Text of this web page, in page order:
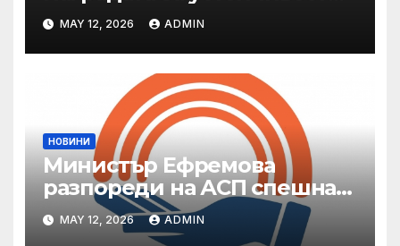
на ОАЕ „Зайед“
MAY 12, 2026 ADMIN
НОВИНИ
Министър Ефремова
разпореди на АСП спешна
готовност за оказване на
подкрепа на пострадали от
MAY 12, 2026 ADMIN